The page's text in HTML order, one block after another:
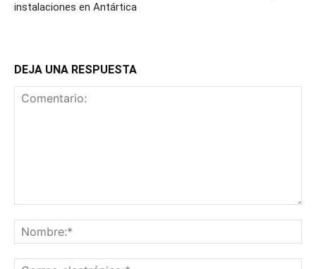
instalaciones en Antártica
DEJA UNA RESPUESTA